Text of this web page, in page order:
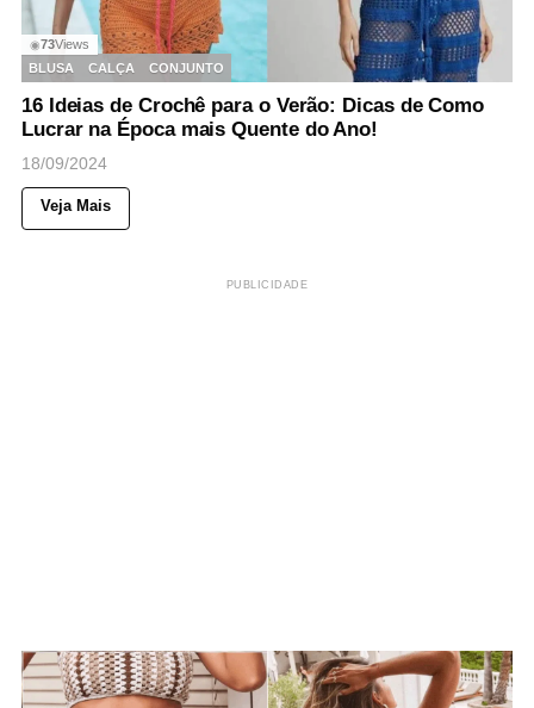
◉73Views
BLUSA
CALÇA CONJUNTO
16 Ideias de Crochê para o Verão: Dicas de Como
Lucrar na Época mais Quente do Ano!
18/09/2024
Veja Mais
PUBLICIDADE